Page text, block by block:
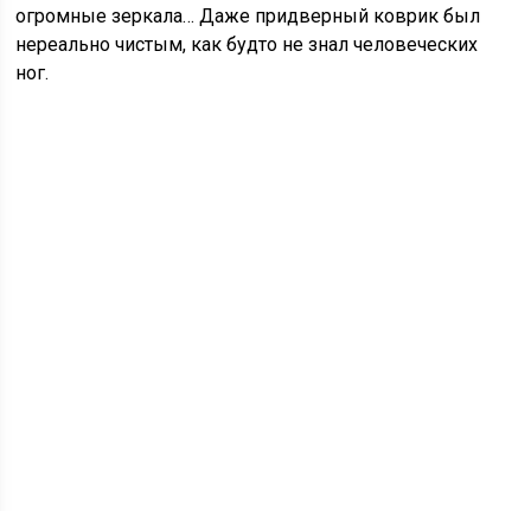
огромные зеркала… Даже придверный коврик был
нереально чистым, как будто не знал человеческих
ног.